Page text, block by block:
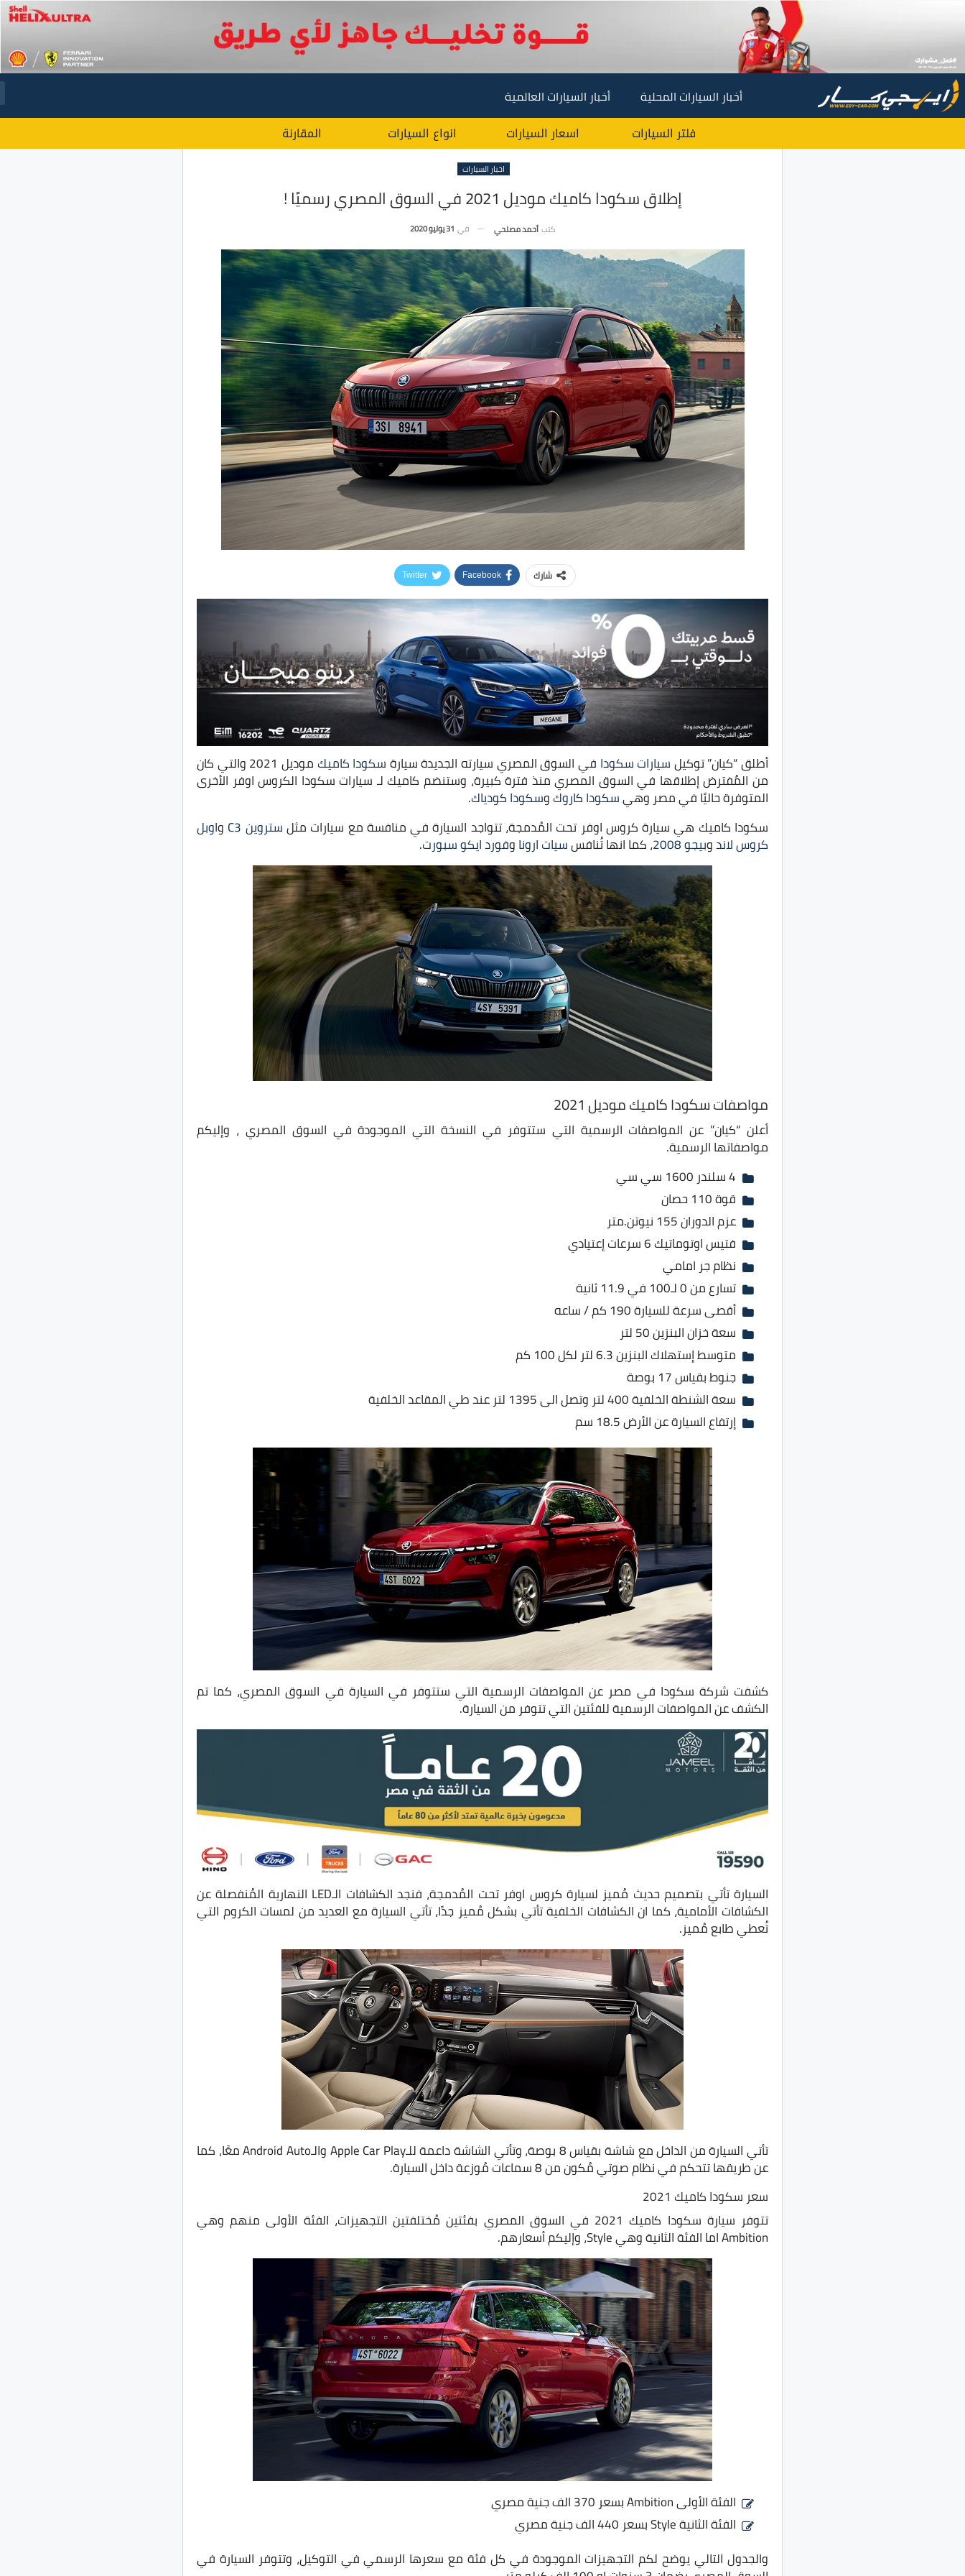
أخبار السيارات المحلية أخبار السيارات العالمية
فلتر السيارات اسعار السيارات انواع السيارات المقارنة
اخبار السيارات
إطلاق سكودا كاميك موديل 2021 في السوق المصري رسميًا !
كتب أحمد مصلحي في 31 يوليو 2020
شارك Facebook
Twitter
أطلق “كيان” توكيلسيارات سكودا في السوق المصري سيارته الجديدة سيارةسكودا كاميك موديل 2021 والتي كان
من المٌفترض إطلاقها في السوق المصري منذ فترة كبيرة، وستنضم كاميك لـ سيارات سكودا الكروس اوفر الأخرى
المتوفرة حاليًا في مصر وهيسكودا كاروكوسكودا كودياك.
سكودا كاميك هي سيارة كروس اوفر تحت المُدمجة، تتواجد السيارة في منافسة مع سيارات مثلستروين C3 واوبل
كروس لاندوبيجو 2008 ، كما انها تُنافسسيات اروناوفورد ايكو سبورت.
مواصفات سكودا كاميك موديل 2021
أعلن “كيان” عن المواصفات الرسمية التي ستتوفر في النسخة التي الموجودة في السوق المصري ، وإليكم
مواصفاتها الرسمية.
4 سلندر 1600 سي سي
قوة 110 حصان
عزم الدوران 155 نيوتن.متر
فتيس اوتوماتيك 6 سرعات إعتيادي
نظام جر امامي
تسارع من 0 لـ100 في 11.9 ثانية
أقصى سرعة للسيارة 190 كم / ساعه
سعة خزان البنزين 50 لتر
متوسط إستهلاك البنزين 6.3 لتر لكل 100 كم
جنوط بقياس 17 بوصة
سعة الشنطة الخلفية 400 لتر وتصل الى 1395 لتر عند طي المقاعد الخلفية
إرتفاع السيارة عن الأرض 18.5 سم
كشفت شركة سكودا في مصر عن المواصفات الرسمية التي ستتوفر في السيارة في السوق المصري، كما تم
الكشف عن المواصفات الرسمية للفئتين التي تتوفر من السيارة.
السيارة تأتي بتصميم حديث مُميز لسيارة كروس اوفر تحت المُدمجة، فنجد الكشافات الـLED النهارية المُنفصلة عن
الكشافات الأمامية، كما ان الكشافات الخلفية تأتي بشكل مُميز جدًا، تأتي السيارة مع العديد من لمسات الكروم التي
تُعطي طابع مُميز.
تأتي السيارة من الداخل مع شاشة بقياس 8 بوصة، وتأتي الشاشة داعمة للـApple Car Play والـAndroid Auto معًا، كما
عن طريقها تتحكم في نظام صوتي مُكون من 8 سماعات مُوزعة داخل السيارة.
سعر سكودا كاميك 2021
تتوفر سيارة سكودا كاميك 2021 في السوق المصري بفئتين مُختلفتين التجهيزات، الفئة الأولى منهم وهي
Ambition اما الفئة الثانية وهي Style، وإليكم أسعارهم.
الفئة الأولى Ambition بسعر 370 الف جنية مصري
الفئة الثانية Style بسعر 440 الف جنية مصري
والجدول التالي يوضح لكم التجهيزات الموجودة في كل فئة مع سعرها الرسمي في التوكيل، وتتوفر السيارة في